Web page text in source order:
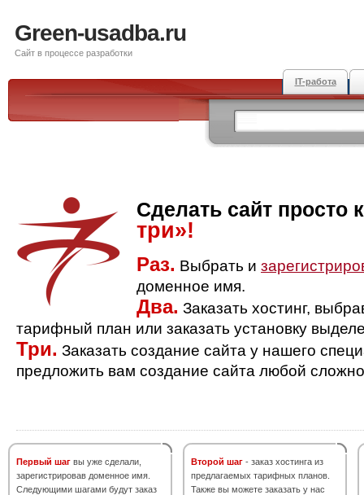
Green-usadba.ru
Сайт в процессе разработки
IT-работа
Сделать сайт просто
три»!
Раз. Выбрать и
доменное имя.
Два. Заказать хостинг,
тарифный план или заказать установку
Три. Заказать создание сайта у нашего
предложить вам создание сайта любой
Первый шаг вы уже сделали,
зарегистрировав доменное имя.
Следующими шагами будут заказ
Второй шаг - заказ хостинга из
предлагаемых тарифных планов.
Также вы можете заказать у нас